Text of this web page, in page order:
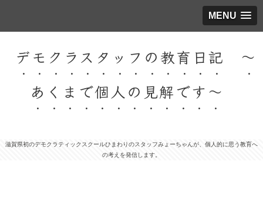
MENU
デモクラスタッフの教育日記 ～
あくまで個人の見解です～
滋賀県初のデモクラティックスクールひまわりのスタッフみょーちゃんが、個人的に思う教育へ
の考えを発信します。